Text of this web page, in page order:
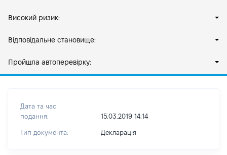
Високий ризик:
Відповідальне становище:
Пройшла автоперевірку:
Дата та час
подання:
15.03.2019 14:14
Тип документа: Декларація